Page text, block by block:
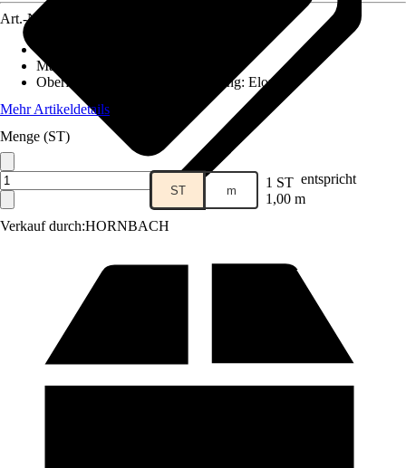
Verkauf durch:HORNBACH
Art.-Nr.
Materialspezifizierung
Oberfläche/Oberflächenbehandlung: Eloxiert
Mehr Artikeldetails
Menge (ST)
ST m 1 ST entspricht
1,00 m